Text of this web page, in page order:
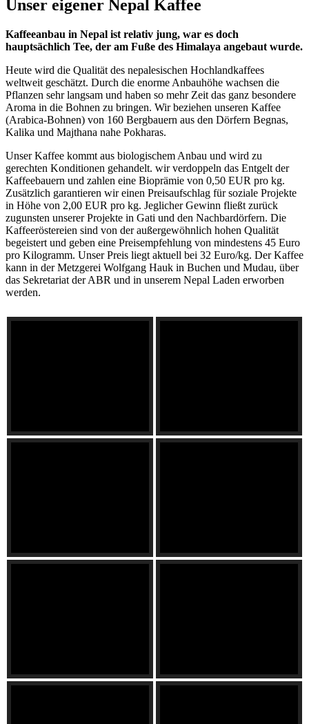
Unser eigener Nepal Kaffee
Kaffeeanbau in Nepal ist relativ jung, war es doch
hauptsächlich Tee, der am Fuße des Himalaya angebaut wurde.
Heute wird die Qualität des nepalesischen Hochlandkaffees
weltweit geschätzt. Durch die enorme Anbauhöhe wachsen die
Pflanzen sehr langsam und haben so mehr Zeit das ganz besondere
Aroma in die Bohnen zu bringen. Wir beziehen unseren Kaffee
(Arabica-Bohnen) von 160 Bergbauern aus den Dörfern Begnas,
Kalika und Majthana nahe Pokharas.
Unser Kaffee kommt aus biologischem Anbau und wird zu
gerechten Konditionen gehandelt. wir verdoppeln das Entgelt der
Kaffeebauern und zahlen eine Bioprämie von 0,50 EUR pro kg.
Zusätzlich garantieren wir einen Preisaufschlag für soziale Projekte
in Höhe von 2,00 EUR pro kg. Jeglicher Gewinn fließt zurück
zugunsten unserer Projekte in Gati und den Nachbardörfern. Die
Kaffeeröstereien sind von der außergewöhnlich hohen Qualität
begeistert und geben eine Preisempfehlung von mindestens 45 Euro
pro Kilogramm. Unser Preis liegt aktuell bei 32 Euro/kg. Der Kaffee
kann in der Metzgerei Wolfgang Hauk in Buchen und Mudau, über
das Sekretariat der ABR und in unserem Nepal Laden erworben
werden.